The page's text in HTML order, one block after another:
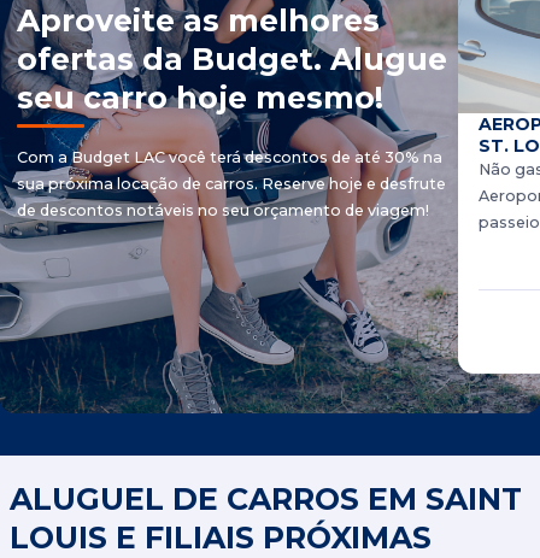
Aproveite as melhores
ofertas da Budget. Alugue
seu carro hoje mesmo!
Com a Budget LAC você terá descontos de até 30% na
sua próxima locação de carros. Reserve hoje e desfrute
de descontos notáveis ​​no seu orçamento de viagem!
ST.
Não
ALUGUEL DE CARROS EM SAINT
LOUIS E FILIAIS PRÓXIMAS